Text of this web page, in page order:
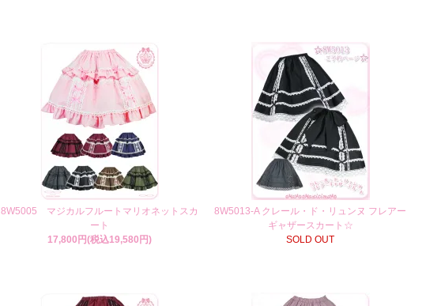
8W5005 マジカルフルートマリオネットスカ
ート
17,800円(税込19,580円)
8W5013-A クレール・ド・リュンヌ フレアー
ギャザースカート☆
SOLD OUT